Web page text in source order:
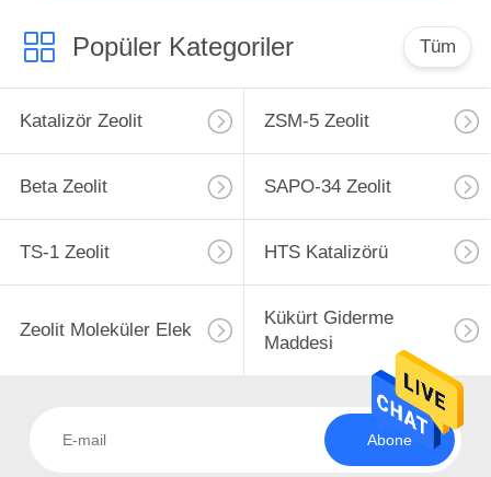
Popüler Kategoriler Tüm
Katalizör Zeolit ZSM-5 Zeolit
Beta Zeolit SAPO-34 Zeolit
TS-1 Zeolit HTS Katalizörü
Zeolit ​​Moleküler Elek
Kükürt Giderme
Maddesi
Abone